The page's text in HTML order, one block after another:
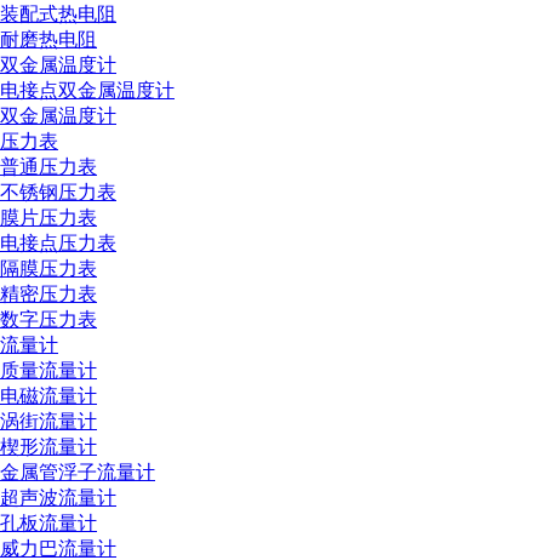
装配式热电阻
耐磨热电阻
双金属温度计
电接点双金属温度计
双金属温度计
压力表
普通压力表
不锈钢压力表
膜片压力表
电接点压力表
隔膜压力表
精密压力表
数字压力表
流量计
质量流量计
电磁流量计
涡街流量计
楔形流量计
金属管浮子流量计
超声波流量计
孔板流量计
威力巴流量计